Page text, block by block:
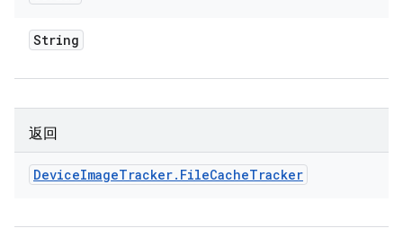
String
返回
DeviceImageTracker. FileCacheTracker